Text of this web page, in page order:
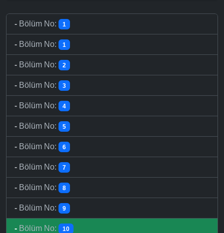
- Bölüm No: 1
- Bölüm No: 1
- Bölüm No: 2
- Bölüm No: 3
- Bölüm No: 4
- Bölüm No: 5
- Bölüm No: 6
- Bölüm No: 7
- Bölüm No: 8
- Bölüm No: 9
- Bölüm No: 10